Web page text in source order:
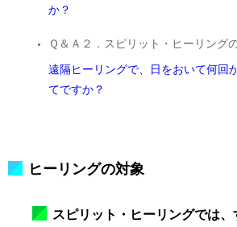
か？
Ｑ＆Ａ２．スピリット・ヒーリング
遠隔ヒーリングで、日をおいて何回
てですか？
ヒーリングの対象
スピリット・ヒーリングでは